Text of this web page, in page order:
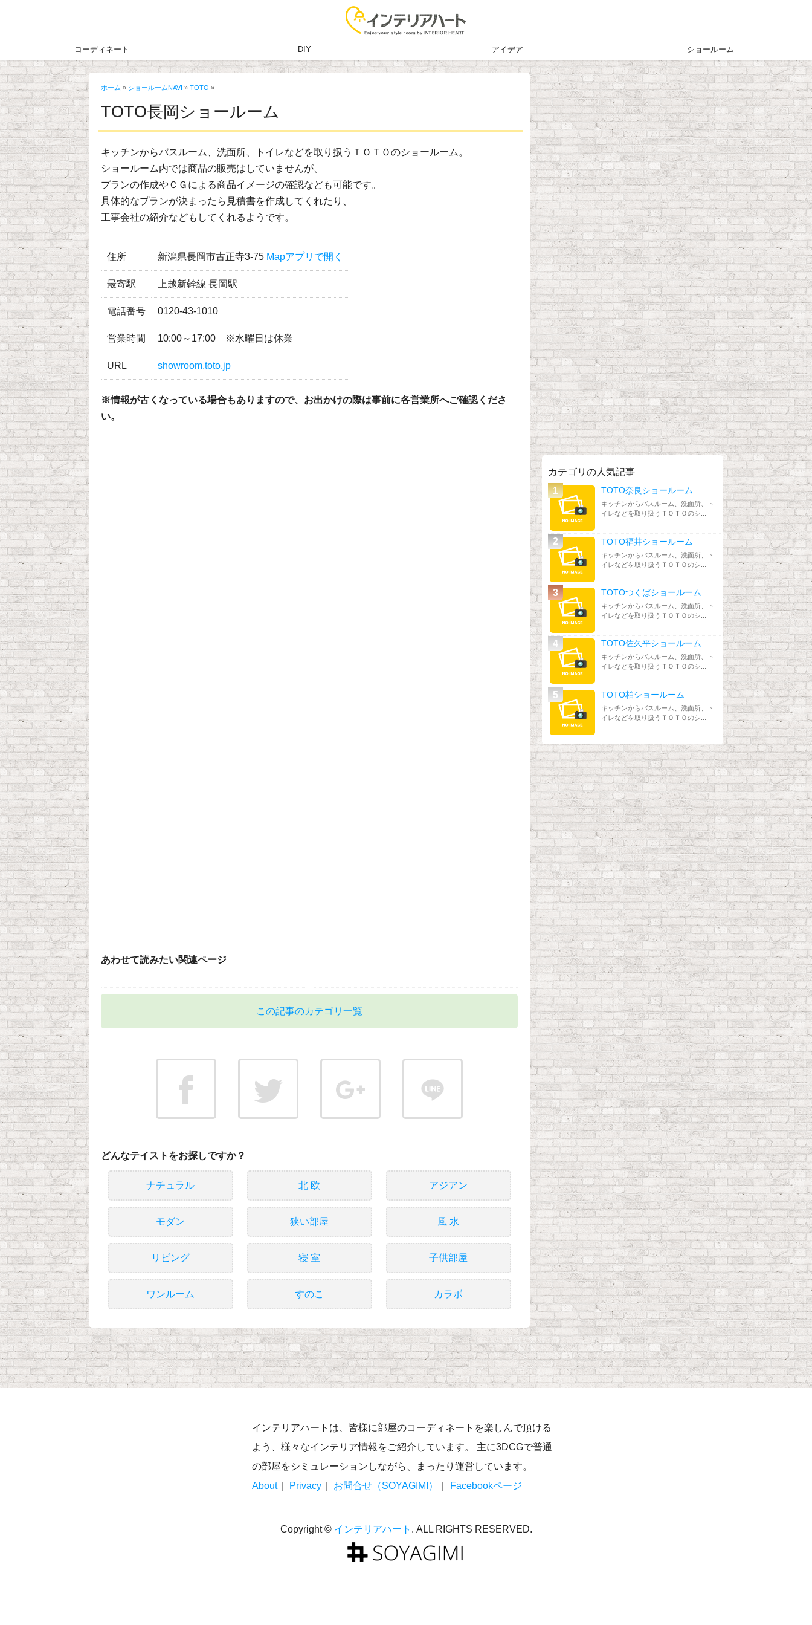
コーディネート DIY アイデア ショールーム
ホーム » ショールームNAVI » TOTO »
TOTO長岡ショールーム
キッチンからバスルーム、洗面所、トイレなどを取り扱うＴＯＴＯのショールーム。
ショールーム内では商品の販売はしていませんが、
プランの作成やＣＧによる商品イメージの確認なども可能です。
具体的なプランが決まったら見積書を作成してくれたり、
工事会社の紹介などもしてくれるようです。
住所 新潟県長岡市古正寺3-75 Mapアプリで開く
最寄駅 上越新幹線 長岡駅
電話番号 0120-43-1010
営業時間 10:00～17:00 ※水曜日は休業
URL showroom.toto.jp
※情報が古くなっている場合もありますので、お出かけの際は事前に各営業所へご確認くださ
い。
あわせて読みたい関連ページ
この記事のカテゴリ一覧
どんなテイストをお探しですか？
ナチュラル 北 欧 アジアン
モダン 狭い部屋 風 水
リビング 寝 室 子供部屋
ワンルーム すのこ カラボ
カテゴリの人気記事
TOTO奈良ショールーム
キッチンからバスルーム、洗面所、ト
イレなどを取り扱うＴＯＴＯのシ...
TOTO福井ショールーム
キッチンからバスルーム、洗面所、ト
イレなどを取り扱うＴＯＴＯのシ...
TOTOつくばショールーム
キッチンからバスルーム、洗面所、ト
イレなどを取り扱うＴＯＴＯのシ...
TOTO佐久平ショールーム
キッチンからバスルーム、洗面所、ト
イレなどを取り扱うＴＯＴＯのシ...
TOTO柏ショールーム
キッチンからバスルーム、洗面所、ト
イレなどを取り扱うＴＯＴＯのシ...
インテリアハートは、皆様に部屋のコーディネートを楽しんで頂ける
よう、様々なインテリア情報をご紹介しています。 主に3DCGで普通
の部屋をシミュレーションしながら、まったり運営しています。
About｜ Privacy お問合せ（SOYAGIMI） Facebookページ
Copyright © インテリアハート . ALL RIGHTS RESERVED.